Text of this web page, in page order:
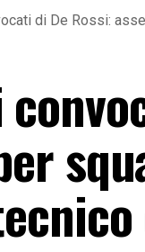
di De Rossi: